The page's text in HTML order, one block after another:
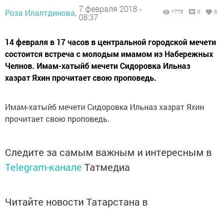
Роза Илалтдинова, 7 февраля 2018 -
08:37
1775 0 0
14 февраля в 17 часов в центральной городской мечети
состоится встреча с молодым имамом из Набережных
Челнов. Имам-хатыйб мечети Сидоровка Ильназ
хазрат Яхин прочитает свою проповедь.
Имам-хатыйб мечети Сидоровка Ильназ хазрат Яхин
прочитает свою проповедь.
Следите за самым важным и интересным в
Telegram-канале Татмедиа
Читайте новости Татарстана в